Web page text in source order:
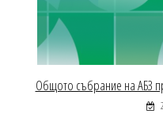
Общото събрание на АБЗ